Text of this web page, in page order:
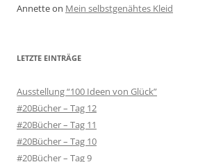
Annetteon Mein selbstgenähtes Kleid
LETZTE EINTRÄGE
Ausstellung “100 Ideen von Glück”
#20Bücher – Tag 12
#20Bücher – Tag 11
#20Bücher – Tag 10
#20Bücher – Tag 9